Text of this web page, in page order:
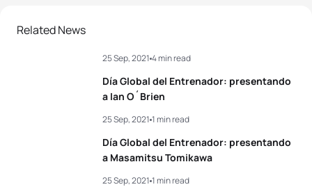
Related News
Día Global del Entrenador: presentando
a Ian O´Brien
25 Sep, 2021 4 min read
Día Global del Entrenador: presentando
a Masamitsu Tomikawa
25 Sep, 2021 1 min read
25 Sep, 2021 1 min read